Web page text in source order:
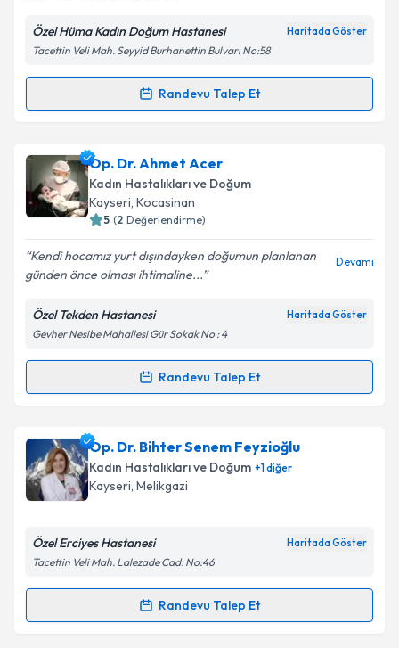
Kişisel verilerimin işlenmesine ilişkin
Metni'ni okudum ve kişisel verilerimin belirtilen
kapsamda işlenmesini kabul ediyorum.
Özel Hüma Kadın Doğum Hastanesi Haritada Göster
Tacettin Veli Mah. Seyyid Burhanettin Bulvarı No:58
Randevu Talep Et
Randevu Takvimi Talebi
Op. Dr. Hakan Kayaiçin randevu takvimi talebi
oluşturun. Size bu uzmandan randevu almanız için bir
takvim hazırlandığında e-posta ile bilgilendireceğiz.
Kişisel verilerimin işlenmesine ilişkin
Aydınlatma
Metni'ni okudum ve kişisel verilerimin belirtilen
kapsamda işlenmesini kabul ediyorum.
Op. Dr. Ahmet Acer
Kadın Hastalıkları ve Doğum
Kayseri, Kocasinan
5 (2 Değerlendirme)
Kendi hocamız yurt dışındayken doğumun planlanan
günden önce olması ihtimaline...
Devamı
Özel Tekden Hastanesi Haritada Göster
Gevher Nesibe Mahallesi Gür Sokak No : 4
Randevu Talep Et
Randevu Takvimi Talebi
Op. Dr. Ahmet Aceriçin randevu takvimi talebi
oluşturun. Size bu uzmandan randevu almanız için bir
takvim hazırlandığında e-posta ile bilgilendireceğiz.
Kişisel verilerimin işlenmesine ilişkin
Metni'ni okudum ve kişisel verilerimin belirtilen
Op. Dr. Bihter Senem Feyzioğlu
Kadın Hastalıkları ve Doğum +1diğer
Kayseri, Melikgazi
Özel Erciyes Hastanesi Haritada Göster
Tacettin Veli Mah. Lalezade Cad. No:46
Randevu Talep Et
Randevu Takvimi Talebi